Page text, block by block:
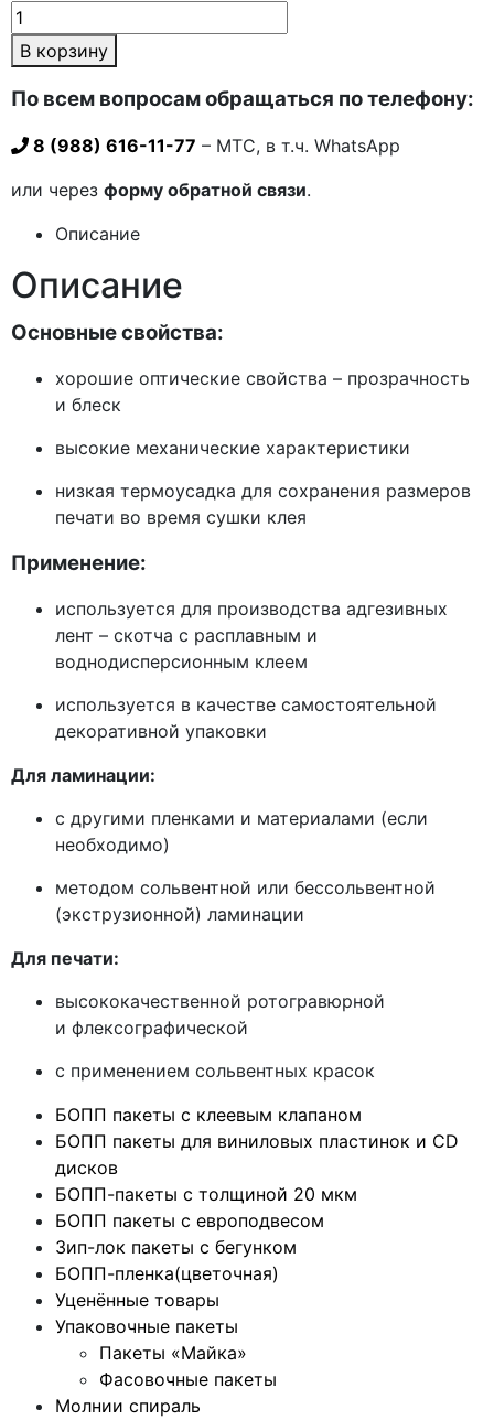
В корзину
По всем вопросам обращаться по телефону:
8 (988) 616-11-77 – МТС, в т.ч. WhatsApp
или через форму обратной связи.
Описание
Описание
Основные свойства:
хорошие оптические свойства – прозрачность
и блеск
высокие механические характеристики
низкая термоусадка для сохранения размеров
печати во время сушки клея
Применение:
используется для производства адгезивных
лент – скотча с расплавным и
воднодисперсионным клеем
используется в качестве самостоятельной
декоративной упаковки
Для ламинации:
с другими пленками и материалами (если
необходимо)
методом сольвентной или бессольвентной
(экструзионной) ламинации
Для печати:
высококачественной ротогравюрной
и флексографической
с применением сольвентных красок
БОПП пакеты с клеевым клапаном
БОПП пакеты для виниловых пластинок и CD
дисков
БОПП-пакеты с толщиной 20 мкм
БОПП пакеты с европодвесом
Зип-лок пакеты с бегунком
БОПП-пленка(цветочная)
Уценённые товары
Упаковочные пакеты
Пакеты «Майка»
Фасовочные пакеты
Молнии спираль